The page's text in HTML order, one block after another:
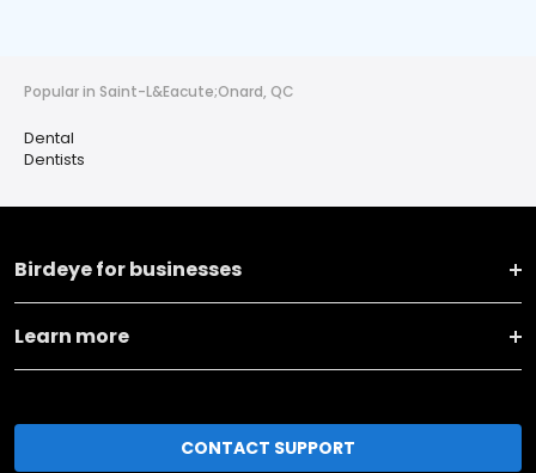
Popular in Saint-L&Eacute;Onard, QC
Dental
Dentists
Birdeye for businesses
Learn more
CONTACT SUPPORT